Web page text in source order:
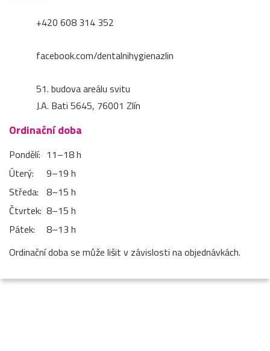
+420 608 314 352
facebook.com/dentalnihygienazlin
51. budova areálu svitu
J.A. Bati 5645, 76001 Zlín
Ordinační doba
Pondělí: 11–⁠18 h
Úterý:
9–⁠19 h
Středa: 8–⁠15 h
Čtvrtek: 8–⁠15 h
Pátek:
8–⁠13 h
Ordinační doba se může lišit v závislosti na objednávkách.